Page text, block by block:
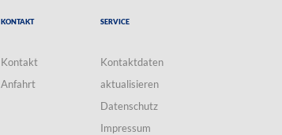
Kontakt
Kontakt
Anfahrt
Service
Kontaktdaten
aktualisieren
Datenschutz
Impressum